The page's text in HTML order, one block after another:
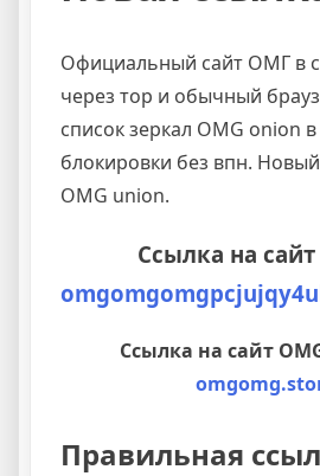
Официальный сайт ОМГ в
через тор и обычный
список зеркал OMG onion
блокировки без впн.
OMG union.
Ссылка на сайт
Ссылка на сайт
Правильная